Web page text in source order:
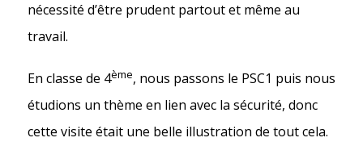
nécessité d’être prudent partout et même au
travail.
En classe de 4ème, nous passons le PSC1 puis nous
étudions un thème en lien avec la sécurité, donc
cette visite était une belle illustration de tout cela.